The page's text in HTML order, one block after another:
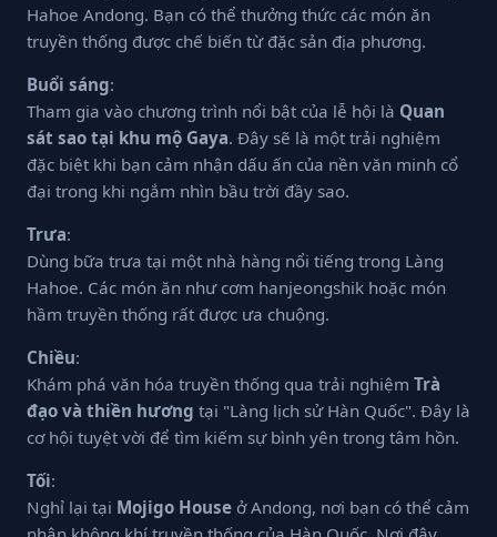
Hahoe Andong. Bạn có thể thưởng thức các món ăn
truyền thống được chế biến từ đặc sản địa phương.
Buổi sáng:
Tham gia vào chương trình nổi bật của lễ hội là Quan
sát sao tại khu mộ Gaya. Đây sẽ là một trải nghiệm
đặc biệt khi bạn cảm nhận dấu ấn của nền văn minh cổ
đại trong khi ngắm nhìn bầu trời đầy sao.
Trưa:
Dùng bữa trưa tại một nhà hàng nổi tiếng trong Làng
Hahoe. Các món ăn như cơm hanjeongshik hoặc món
hầm truyền thống rất được ưa chuộng.
Chiều:
Khám phá văn hóa truyền thống qua trải nghiệm Trà
đạo và thiền hương tại "Làng lịch sử Hàn Quốc". Đây là
cơ hội tuyệt vời để tìm kiếm sự bình yên trong tâm hồn.
Tối:
Nghỉ lại tại Mojigo House ở Andong, nơi bạn có thể cảm